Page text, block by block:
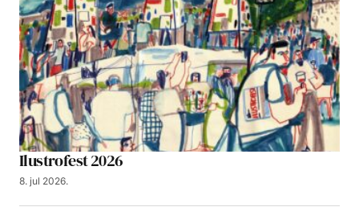
Ilustrofest 2026
8. jul 2026.